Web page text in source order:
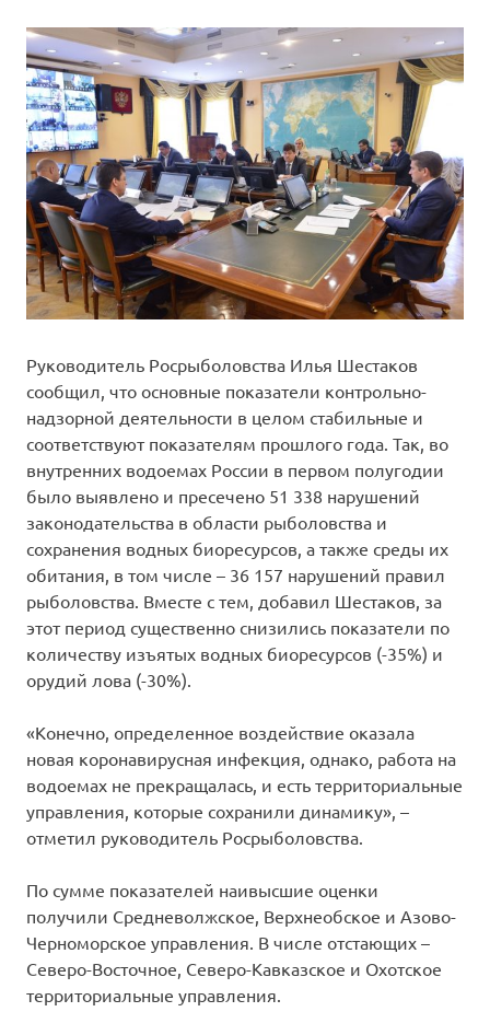
Руководитель Росрыболовства Илья Шестаков
сообщил, что основные показатели контрольно-
надзорной деятельности в целом стабильные и
соответствуют показателям прошлого года. Так, во
внутренних водоемах России в первом полугодии
было выявлено и пресечено 51 338 нарушений
законодательства в области рыболовства и
сохранения водных биоресурсов, а также среды их
обитания, в том числе – 36 157 нарушений правил
рыболовства. Вместе с тем, добавил Шестаков, за
этот период существенно снизились показатели по
количеству изъятых водных биоресурсов (-35%) и
орудий лова (-30%).
«Конечно, определенное воздействие оказала
новая коронавирусная инфекция, однако, работа на
водоемах не прекращалась, и есть территориальные
управления, которые сохранили динамику», –
отметил руководитель Росрыболовства.
По сумме показателей наивысшие оценки
получили Средневолжское, Верхнеобское и Азово-
Черноморское управления. В числе отстающих –
Северо-Восточное, Северо-Кавказское и Охотское
территориальные управления.